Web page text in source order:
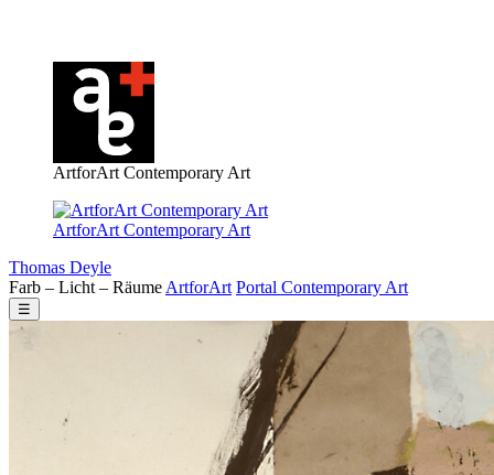
ArtforArt Contemporary Art
ArtforArt Contemporary Art
Thomas Deyle
Farb – Licht – Räume ArtforArt Portal Contemporary Art
☰